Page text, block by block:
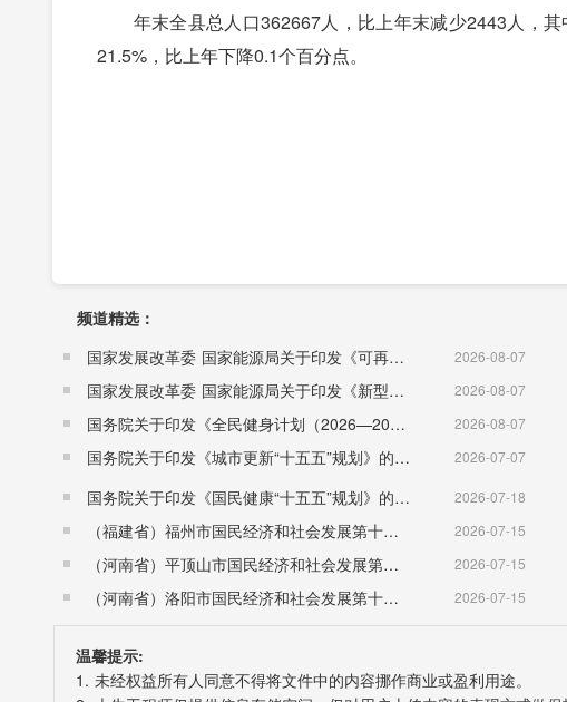
年末全县总人口362667人，比上年末减少2443人，其
21.5%，比上年下降0.1个百分点。
全年出生人口2134人，出生率为6‰;死亡人口2884人
频道精选：
国家发展改革委 国家能源局关于印发《可再生能源发展“十五五”规划》的通知 （发改能源〔2026〕1067号）
2026-08-07
国家发展改革委 国家能源局关于印发《新型电力系统建设“十五五”规划》的通知​ （发改能源〔2026〕942号） 2026-08-07
国务院关于印发《全民健身计划（2026—2030年）》的通知 （国发〔2026〕26号） 2026-08-07
国务院关于印发《城市更新“十五五”规划》的通知（国发〔2026〕12号） 2026-07-07
国务院关于印发《国民健康“十五五”规划》的通知 （国发〔2026〕23号） 2026-07-18
（福建省）福州市国民经济和社会发展第十五个五年规划纲要 2026-07-15
（河南省）平顶山市国民经济和社会发展第十五个五年规划纲要 2026-07-15
（河南省）洛阳市国民经济和社会发展第十五个五年规划纲要 2026-07-15
温馨提示:
1. 未经权益所有人同意不得将文件中的内容挪作商业或盈利用途。